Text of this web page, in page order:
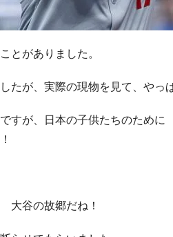
とがありました。
たが、実際の現物を見て、やっ
すが、日本の子供たちのために
谷の故郷だね！